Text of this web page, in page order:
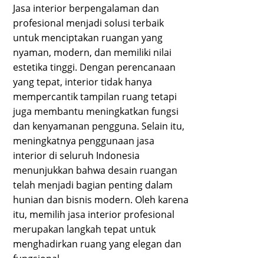
Jasa interior berpengalaman dan
profesional menjadi solusi terbaik
untuk menciptakan ruangan yang
nyaman, modern, dan memiliki nilai
estetika tinggi. Dengan perencanaan
yang tepat, interior tidak hanya
mempercantik tampilan ruang tetapi
juga membantu meningkatkan fungsi
dan kenyamanan pengguna. Selain itu,
meningkatnya penggunaan jasa
interior di seluruh Indonesia
menunjukkan bahwa desain ruangan
telah menjadi bagian penting dalam
hunian dan bisnis modern. Oleh karena
itu, memilih jasa interior profesional
merupakan langkah tepat untuk
menghadirkan ruang yang elegan dan